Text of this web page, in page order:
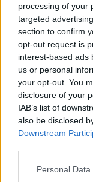
processing of your
targeted
section to confirm
opt-out request is
interest-based ads
us or personal
your opt-out. You
disclosure of your
IAB’s list of
also be disclosed
Downstream
Personal
Alpha Bank: Για
πύλες του σε όλους